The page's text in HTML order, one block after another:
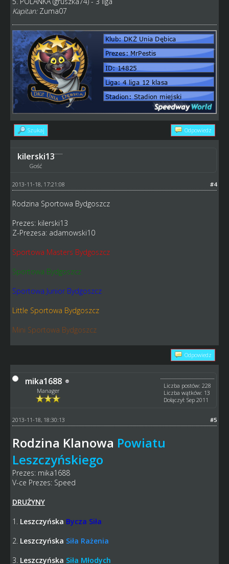
Kapitan:Zuma07
Szukaj Odpowiedz
kilerski13
Gość
#4
2013-11-18, 17:21:08
Rodzina Sportowa Bydgoszcz
Prezes: kilerski13
Z-Prezesa: adamowski10
Sportowa Masters Bydgoszcz
Sportowa Bydgoszcz
Sportowa Junior Bydgoszcz
Little Sportowa Bydgoszcz
Mini Sportowa Bydgoszcz
Odpowiedz
mika1688
Manager
Liczba postów: 228
Liczba wątków: 13
Dołączył: Sep 2011
#5
2013-11-18, 18:30:13
Rodzina Klanowa Powiatu
Leszczyńskiego
Prezes: mika1688
V-ce Prezes: Speed
DRUŻYNY
1. Leszczyńska Bycza Siła
2. Leszczyńska Siła Rażenia
3. Leszczyńska Siła Młodych